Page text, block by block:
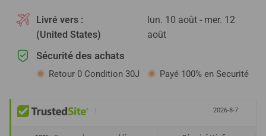
Livré vers :
(United States)
lun. 10 août - mer. 12
août
Sécurité des achats
Retour 0 Condition 30J Payé 100% en Securité
2026-8-7